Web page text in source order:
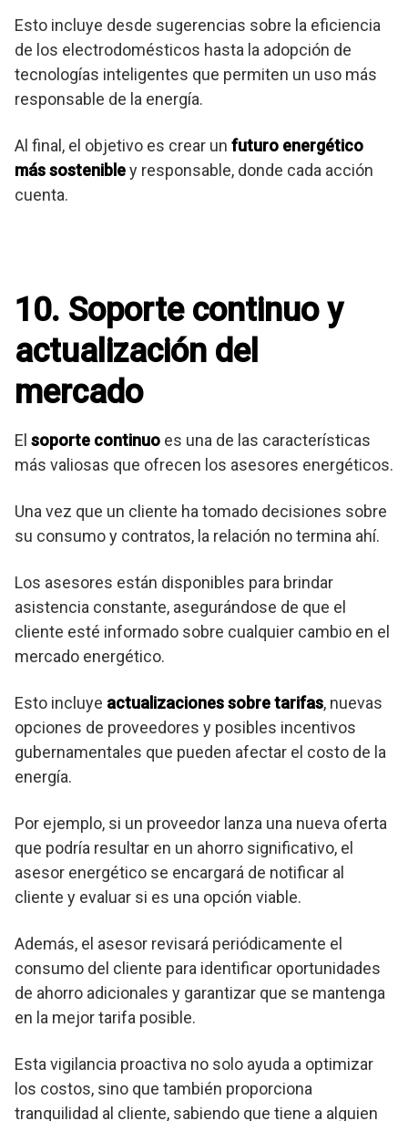
Esto incluye desde sugerencias sobre la eficiencia
de los electrodomésticos hasta la adopción de
tecnologías inteligentes que permiten un uso más
responsable de la energía.
Al final, el objetivo es crear un futuro energético
más sostenibley responsable, donde cada acción
cuenta.
10. Soporte continuo y
actualización del
mercado
El soporte continuo es una de las características
más valiosas que ofrecen los asesores energéticos.
Una vez que un cliente ha tomado decisiones sobre
su consumo y contratos, la relación no termina ahí.
Los asesores están disponibles para brindar
asistencia constante, asegurándose de que el
cliente esté informado sobre cualquier cambio en el
mercado energético.
Esto incluye actualizaciones sobre tarifas, nuevas
opciones de proveedores y posibles incentivos
gubernamentales que pueden afectar el costo de la
energía.
Por ejemplo, si un proveedor lanza una nueva oferta
que podría resultar en un ahorro significativo, el
asesor energético se encargará de notificar al
cliente y evaluar si es una opción viable.
Además, el asesor revisará periódicamente el
consumo del cliente para identificar oportunidades
de ahorro adicionales y garantizar que se mantenga
en la mejor tarifa posible.
Esta vigilancia proactiva no solo ayuda a optimizar
los costos, sino que también proporciona
tranquilidad al cliente, sabiendo que tiene a alguien